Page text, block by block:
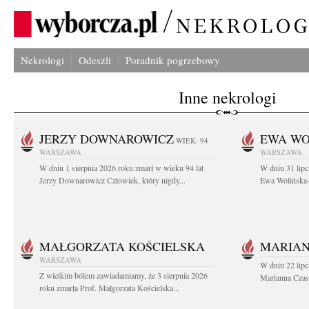
Nekrologi Odeszli Poradnik pogrzebowy
Inne nekrologi
JERZY DOWNAROWICZ WIEK: 94
WARSZAWA
W dniu 1 sierpnia 2026 roku zmarł w wieku 94 lat
Jerzy Downarowicz Człowiek, który nigdy...
EWA
WARSZAWA
W dniu 31
Ewa
MAŁGORZATA KOŚCIELSKA
WARSZAWA
Z wielkim bólem zawiadamiamy, że 3 sierpnia 2026
roku zmarła Prof. Małgorzata Kościelska...
W dniu 22
Marianna